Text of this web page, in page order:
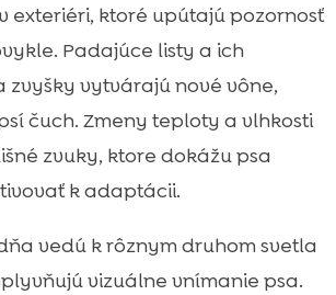
exteriéri, ktoré upútajú pozornosť
Padajúce listy a ich
zvyšky vytvárajú nové vône,
čuch. Zmeny teploty a vlhkosti
zvuky, ktore dokážu psa
k adaptácii.
vedú k rôznym druhom svetla
vizuálne vnímanie psa.